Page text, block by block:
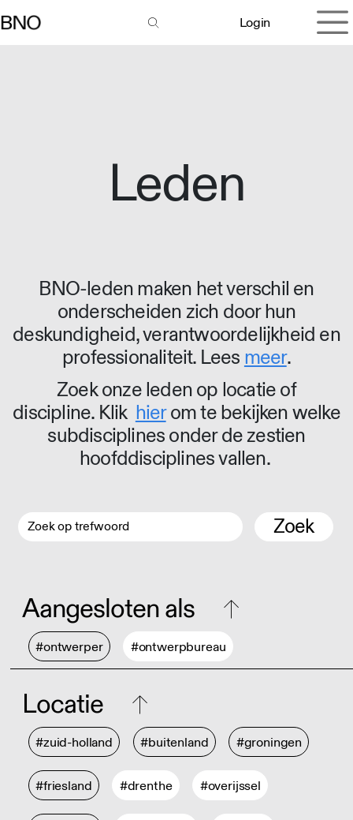
Login
Leden
BNO-leden maken het verschil en
onderscheiden zich door hun
deskundigheid, verantwoordelijkheid en
professionaliteit. Lees meer.
Zoek onze leden op locatie of
discipline. Klik hierom te bekijken welke
subdisciplines onder de zestien
hoofddisciplines vallen.
Zoek
Aangesloten als
#ontwerper #ontwerpbureau
Locatie
#zuid-holland #buitenland #groningen
#friesland #drenthe #overijssel